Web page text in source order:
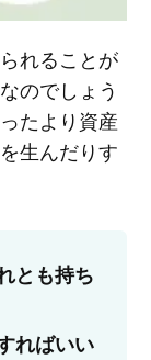
れることが
のでしょう
たより資産
生んだりす
とも持ち
ればいい